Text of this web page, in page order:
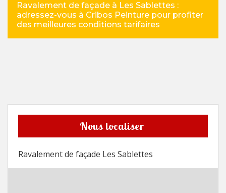
Ravalement de façade à Les Sablettes :
adressez-vous à Cribos Peinture pour profiter
des meilleures conditions tarifaires
Nous localiser
Ravalement de façade Les Sablettes